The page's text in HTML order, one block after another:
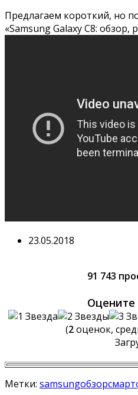
Предлагаем короткий, но
«Samsung Galaxy C8: обзор,
23.05.2018
91 743
Оцените
(2оценок,
Метки: samsungобзор